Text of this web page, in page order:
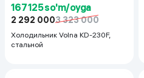
167 125 so'm/oyga
2 292 0003 323 000
Холодильник Volna KD-230F,
стальной